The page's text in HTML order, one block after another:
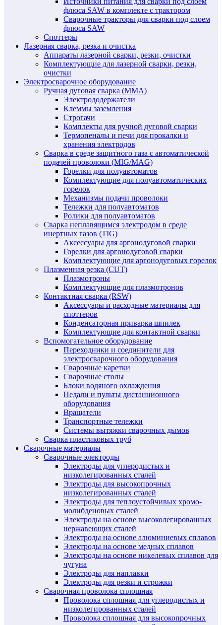
флюса SAW в комплекте с трактором
Сварочные тракторы для сварки под слоем
флюса SAW
Споттеры
Лазерная сварка, резка и очистка
Аппараты лазерной сварки, резки, очистки
Комплектующие для лазерной сварки, резки,
очистки
Электросварочное оборудование
Ручная дуговая сварка (MMA)
Электрододержатели
Клеммы заземления
Строгачи
Комплекты для ручной дуговой сварки
Термопеналы и печи для прокалки и
хранения электродов
Сварка в среде защитного газа с автоматической
подачей проволоки (MIG/MAG)
Горелки для полуавтоматов
Комплектующие для полуавтоматических
горелок
Механизмы подачи проволоки
Тележки для полуавтоматов
Ролики для полуавтоматов
Сварка неплавящимся электродом в среде
инертных газов (TIG)
Аксессуары для аргонодуговой сварки
Горелки для аргонодуговой сварки
Комплектующие для аргонодуговых горелок
Плазменная резка (CUT)
Плазмотроны
Комплектующие для плазмотронов
Контактная сварка (RSW)
Аксессуары и расходные материалы для
споттеров
Конденсаторная приварка шпилек
Комплектующие для контактной сварки
Вспомогательное оборудование
Переходники и соединители для
электросварочного оборудования
Сварочные каретки
Сварочные столы
Блоки водяного охлаждения
Педали и пульты дистанционного
оборудования
Вращатели
Транспортные тележки
Системы вытяжки сварочных дымов
Сварка пластиковых труб
Сварочные материалы
Сварочные электроды
Электроды для углеродистых и
низколегированных сталей
Электроды для высокопрочных
низколегированных сталей
Электроды для теплоустойчивых хромо-
молибденовых сталей
Электроды на основе высоколегированных
нержавеющих сталей
Электроды на основе алюминиевых сплавов
Электроды на основе медных сплавов
Электроды на основе никелевых сплавов для
чугуна
Электроды для наплавки
Электроды для резки и строжки
Сварочная проволока сплошная
Проволока сплошная для углеродистых и
низколегированных сталей
Проволока сплошная для высокопрочных